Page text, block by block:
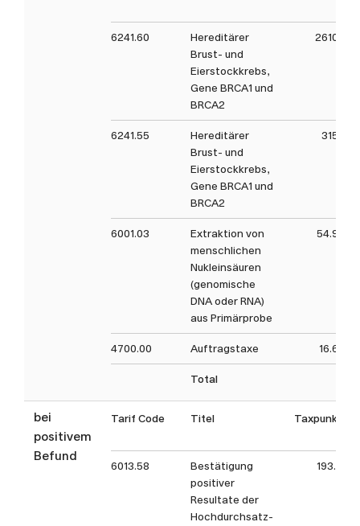
* bei unauffälligem Befund
kann kostenlos auf BRCA
PLUS HBOC erweitert
werden
Die ausgewerteten Gen-
Panels werden regelmässig
an den aktuellen Stand der
Wissenschaft angepasst.
bei Vorliegen einer
Kostengutsprache der
Krankenversicherung oder
nach Zahlungseingang einer
Vorkasse gestartet.
Die im Auftragsformular
nicht aufgeführten Analysen
oder spezifischen anderen
Fragestellungen direkt
kontaktieren.
6241.60
Hereditärer
Brust- und
Eierstockkrebs,
Gene BRCA1 und
BRCA2
2610
6241.55
Hereditärer
Brust- und
Eierstockkrebs,
Gene BRCA1 und
BRCA2
315
6001.03
Extraktion von
menschlichen
Nukleinsäuren
(genomische
DNA oder RNA)
aus Primärprobe
54.9
4700.00 Auftragstaxe 16.6
Total
bei
positivem
Befund
Tarif Code Titel Taxpunkt
6013.58
Bestätigung
positiver
Resultate der
Hochdurchsatz-
193.5